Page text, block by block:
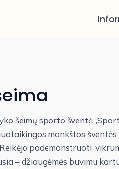
šeimų sporto šventė
mankštos
pademonstruoti
– džiaugėmės buvimu